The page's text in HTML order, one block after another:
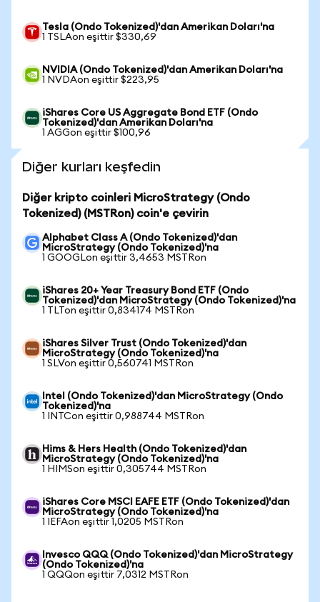
Tesla (Ondo Tokenized)'dan Amerikan Doları'na
1 TSLAon eşittir $330,69
NVIDIA (Ondo Tokenized)'dan Amerikan Doları'na
1 NVDAon eşittir $223,95
iShares Core US Aggregate Bond ETF (Ondo
Tokenized)'dan Amerikan Doları'na
1 AGGon eşittir $100,96
Diğer kurları keşfedin
Diğer kripto coinleri MicroStrategy (Ondo
Tokenized) (MSTRon) coin'e çevirin
Alphabet Class A (Ondo Tokenized)'dan
MicroStrategy (Ondo Tokenized)'na
1 GOOGLon eşittir 3,4653 MSTRon
iShares 20+ Year Treasury Bond ETF (Ondo
Tokenized)'dan MicroStrategy (Ondo Tokenized)'na
1 TLTon eşittir 0,834174 MSTRon
iShares Silver Trust (Ondo Tokenized)'dan
MicroStrategy (Ondo Tokenized)'na
1 SLVon eşittir 0,560741 MSTRon
Intel (Ondo Tokenized)'dan MicroStrategy (Ondo
Tokenized)'na
1 INTCon eşittir 0,988744 MSTRon
Hims & Hers Health (Ondo Tokenized)'dan
MicroStrategy (Ondo Tokenized)'na
1 HIMSon eşittir 0,305744 MSTRon
iShares Core MSCI EAFE ETF (Ondo Tokenized)'dan
MicroStrategy (Ondo Tokenized)'na
1 IEFAon eşittir 1,0205 MSTRon
Invesco QQQ (Ondo Tokenized)'dan MicroStrategy
(Ondo Tokenized)'na
1 QQQon eşittir 7,0312 MSTRon